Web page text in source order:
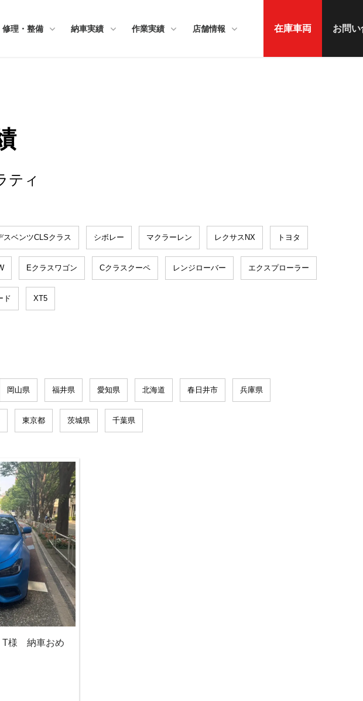
修理・整備 納車実績 作業実績 店舗情報 在庫車両 お問
ティ
スベンツCLSクラス シボレー マクラーレン レクサスNX トヨタ
Eクラスワゴン Cクラスクーペ レンジローバー エクスプローラー
ド XT5
岡山県 福井県 愛知県 北海道 春日井市 兵庫県
東京都 茨城県 千葉県
様 納車おめ